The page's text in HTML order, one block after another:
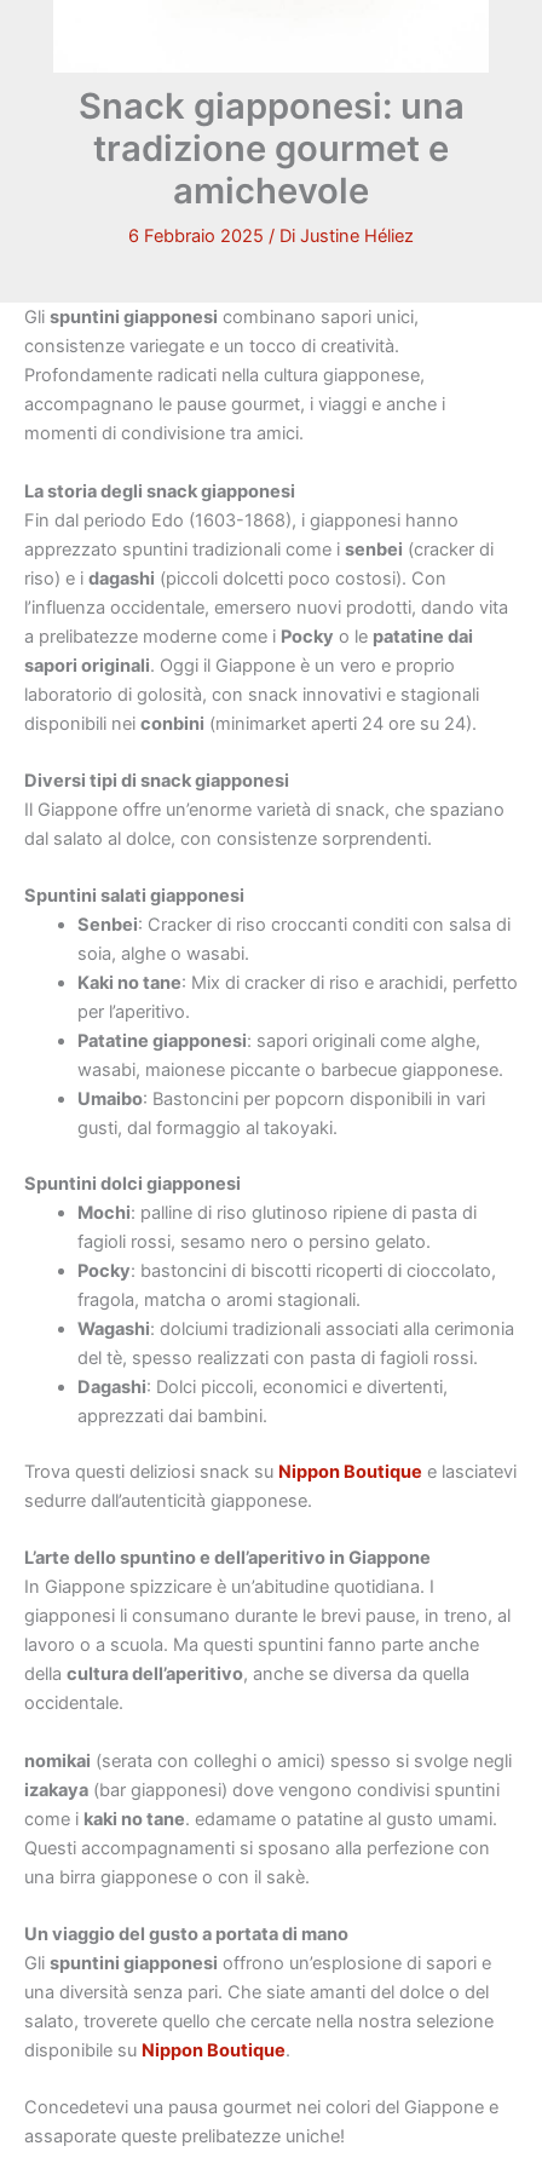
Snack giapponesi: una
tradizione gourmet e
amichevole
6 Febbraio 2025 / Di Justine Héliez
Gli spuntini giapponesi combinano sapori unici,
consistenze variegate e un tocco di creatività.
Profondamente radicati nella cultura giapponese,
accompagnano le pause gourmet, i viaggi e anche i
momenti di condivisione tra amici.
La storia degli snack giapponesi
Fin dal periodo Edo (1603-1868), i giapponesi hanno
apprezzato spuntini tradizionali come i senbei (cracker di
riso) e i dagashi (piccoli dolcetti poco costosi). Con
l’influenza occidentale, emersero nuovi prodotti, dando vita
a prelibatezze moderne come i Pocky o le patatine dai
sapori originali. Oggi il Giappone è un vero e proprio
laboratorio di golosità, con snack innovativi e stagionali
disponibili nei conbini (minimarket aperti 24 ore su 24).
Diversi tipi di snack giapponesi
Il Giappone offre un’enorme varietà di snack, che spaziano
dal salato al dolce, con consistenze sorprendenti.
Spuntini salati giapponesi
Senbei: Cracker di riso croccanti conditi con salsa di
soia, alghe o wasabi.
Kaki no tane: Mix di cracker di riso e arachidi, perfetto
per l’aperitivo.
Patatine giapponesi: sapori originali come alghe,
wasabi, maionese piccante o barbecue giapponese.
Umaibo: Bastoncini per popcorn disponibili in vari
gusti, dal formaggio al takoyaki.
Spuntini dolci giapponesi
Mochi: palline di riso glutinoso ripiene di pasta di
fagioli rossi, sesamo nero o persino gelato.
Pocky: bastoncini di biscotti ricoperti di cioccolato,
fragola, matcha o aromi stagionali.
Wagashi: dolciumi tradizionali associati alla cerimonia
del tè, spesso realizzati con pasta di fagioli rossi.
Dagashi: Dolci piccoli, economici e divertenti,
apprezzati dai bambini.
Trova questi deliziosi snack su Nippon Boutique e lasciatevi
sedurre dall’autenticità giapponese.
L’arte dello spuntino e dell’aperitivo in Giappone
In Giappone spizzicare è un’abitudine quotidiana. I
giapponesi li consumano durante le brevi pause, in treno, al
lavoro o a scuola. Ma questi spuntini fanno parte anche
della cultura dell’aperitivo, anche se diversa da quella
occidentale.
nomikai (serata con colleghi o amici) spesso si svolge negli
izakaya (bar giapponesi) dove vengono condivisi spuntini
come i kaki no tane. edamame o patatine al gusto umami.
Questi accompagnamenti si sposano alla perfezione con
una birra giapponese o con il sakè.
Un viaggio del gusto a portata di mano
Gli spuntini giapponesi offrono un’esplosione di sapori e
una diversità senza pari. Che siate amanti del dolce o del
salato, troverete quello che cercate nella nostra selezione
disponibile su Nippon Boutique.
Concedetevi una pausa gourmet nei colori del Giappone e
assaporate queste prelibatezze uniche!